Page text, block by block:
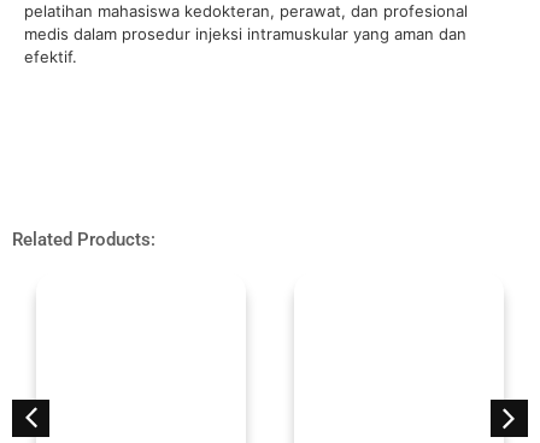
pelatihan mahasiswa kedokteran, perawat, dan profesional
medis dalam prosedur injeksi intramuskular yang aman dan
efektif.
Related Products: